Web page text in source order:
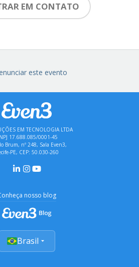
EM CONTATO
este evento
EM TECNOLOGIA LTDA
17.688.085/0001-45
Brum, nº 248, Sala Even3,
PE, CEP: 50.030-260
nosso blog
Brasil